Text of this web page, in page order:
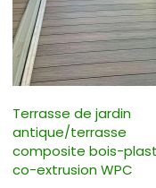
Terrasse de jardin
antique/terrasse
composite bois-
co-extrusion WPC